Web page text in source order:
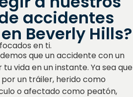
accidentes
Beverly Hills?
en ti.
que un accidente con un
vida en un instante. Ya sea que
un tráiler, herido como
o afectado como peatón,